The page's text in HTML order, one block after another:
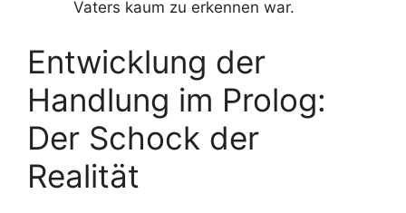
Vaters kaum zu erkennen war.
Entwicklung der
Handlung im Prolog:
Der Schock der
Realität